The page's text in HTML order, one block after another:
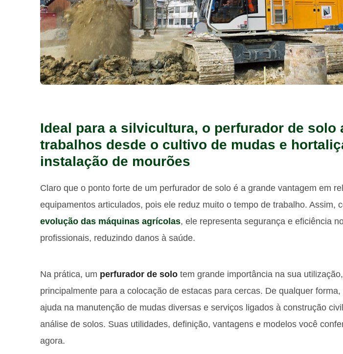
Ideal para a silvicultura, o perfurador de solo
trabalhos desde o cultivo de mudas e
instalação de mourões
Claro que o ponto forte de um perfurador de solo é a grande vantagem em
equipamentos articulados, pois ele reduz muito o tempo de trabalho. Assim,
evolução das máquinas agrícolas, ele representa segurança e eficiência
profissionais, reduzindo danos à saúde.
Na prática, um perfurador de solo tem grande importância na sua utilização,
principalmente para a colocação de estacas para cercas. De qualquer
ajuda na manutenção de mudas diversas e serviços ligados à construção
análise de solos. Suas utilidades, definição, vantagens e modelos você
agora.